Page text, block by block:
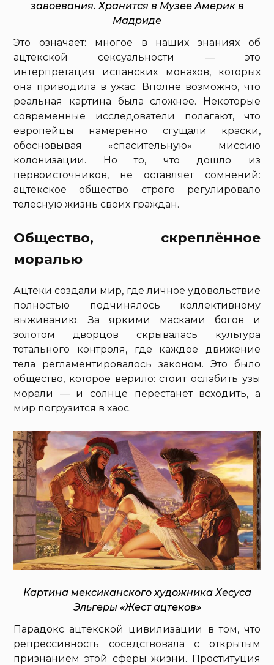
завоевания. Хранится в Музее Америк в
Мадриде
Это означает: многое в наших знаниях об
ацтекской сексуальности — это
интерпретация испанских монахов, которых
она приводила в ужас. Вполне возможно, что
реальная картина была сложнее. Некоторые
современные исследователи полагают, что
европейцы намеренно сгущали краски,
обосновывая «спасительную» миссию
колонизации. Но то, что дошло из
первоисточников, не оставляет сомнений:
ацтекское общество строго регулировало
телесную жизнь своих граждан.
Общество, скреплённое
моралью
Ацтеки создали мир, где личное удовольствие
полностью подчинялось коллективному
выживанию. За яркими масками богов и
золотом дворцов скрывалась культура
тотального контроля, где каждое движение
тела регламентировалось законом. Это было
общество, которое верило: стоит ослабить узы
морали — и солнце перестанет всходить, а
мир погрузится в хаос.
Картина мексиканского художника Хесуса
Эльгеры «Жест ацтеков»
Парадокс ацтекской цивилизации в том, что
репрессивность соседствовала с открытым
признанием этой сферы жизни. Проституция